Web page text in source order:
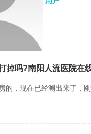
掉吗?南阳人流医院在
的，现在已经测出来了，